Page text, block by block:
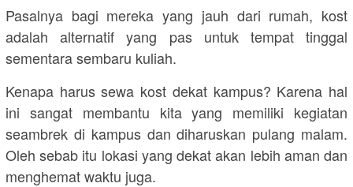
Pasalnya bagi mereka yang jauh dari rumah, kost
adalah alternatif yang pas untuk tempat tinggal
sementara sembaru kuliah.
Kenapa harus sewa kost dekat kampus? Karena hal
ini sangat membantu kita yang memiliki kegiatan
seambrek di kampus dan diharuskan pulang malam.
Oleh sebab itu lokasi yang dekat akan lebih aman dan
menghemat waktu juga.